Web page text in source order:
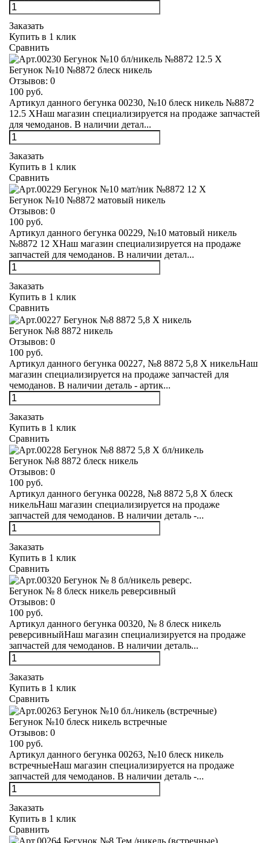
Заказать
Купить в 1 клик
Сравнить
Бегунок №10 №8872 блеск никель
Отзывов: 0
100 руб.
Артикул данного бегунка 00230, №10 блеск никель №8872
12.5 XНаш магазин специализируется на продаже запчастей
для чемоданов. В наличии детал...
Заказать
Купить в 1 клик
Сравнить
Бегунок №10 №8872 матовый никель
Отзывов: 0
100 руб.
Артикул данного бегунка 00229, №10 матовый никель
№8872 12 XНаш магазин специализируется на продаже
запчастей для чемоданов. В наличии детал...
Заказать
Купить в 1 клик
Сравнить
Бегунок №8 8872 никель
Отзывов: 0
100 руб.
Артикул данного бегунка 00227, №8 8872 5,8 Х никельНаш
магазин специализируется на продаже запчастей для
чемоданов. В наличии деталь - артик...
Заказать
Купить в 1 клик
Сравнить
Бегунок №8 8872 блеск никель
Отзывов: 0
100 руб.
Артикул данного бегунка 00228, №8 8872 5,8 Х блеск
никельНаш магазин специализируется на продаже
запчастей для чемоданов. В наличии деталь -...
Заказать
Купить в 1 клик
Сравнить
Бегунок № 8 блеск никель реверсивный
Отзывов: 0
100 руб.
Артикул данного бегунка 00320, № 8 блеск никель
реверсивныйНаш магазин специализируется на продаже
запчастей для чемоданов. В наличии деталь...
Заказать
Купить в 1 клик
Сравнить
Бегунок №10 блеск никель встречные
Отзывов: 0
100 руб.
Артикул данного бегунка 00263, №10 блеск никель
встречныеНаш магазин специализируется на продаже
запчастей для чемоданов. В наличии деталь -...
Заказать
Купить в 1 клик
Сравнить